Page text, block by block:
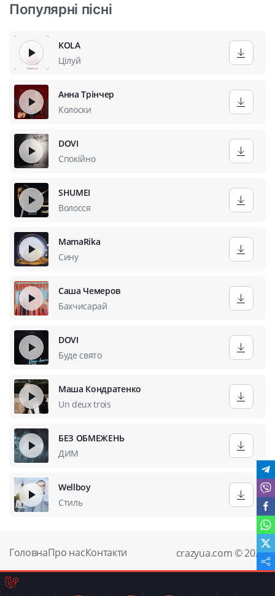
Популярні пісні
KOLA
Цілуй
Анна Трінчер
Колоски
DOVI
Спокійно
SHUMEI
Волосся
MamaRika
Сину
Саша Чемеров
Бахчисарай
DOVI
Буде свято
Маша Кондратенко
Un deux trois
БЕЗ ОБМЕЖЕНЬ
ДИМ
Wellboy
Стиль
ГоловнаПро насКонтакти crazyua.com © 2024